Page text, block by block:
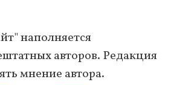
наполняется
авторов. Редакция
мнение автора.